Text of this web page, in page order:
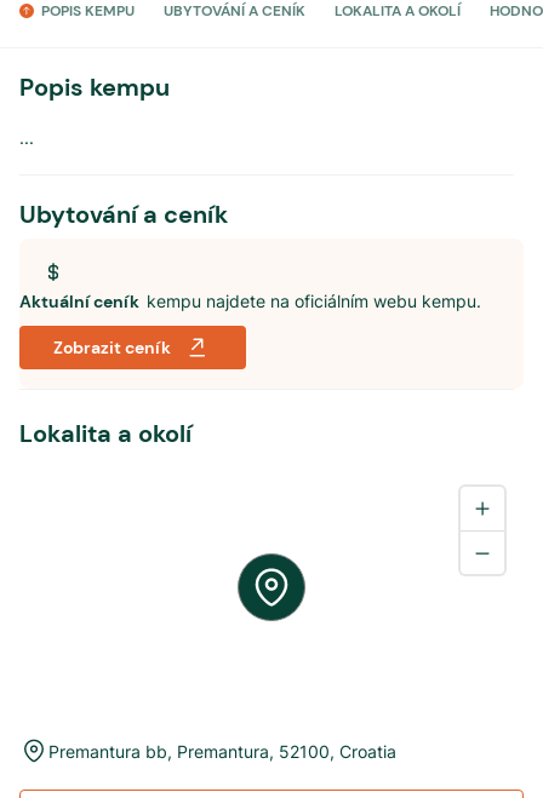
POPIS KEMPU UBYTOVÁNÍ A CENÍK LOKALITA A OKOLÍ
Popis kempu
...
Ubytování a ceník
Aktuální ceník kempu najdete na oficiálním webu kempu.
Zobrazit ceník
Lokalita a okolí
Premantura bb, Premantura, 52100, Croatia